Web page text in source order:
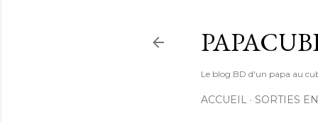
Le blog BD d'un papa au
ACCUEIL SORTIES